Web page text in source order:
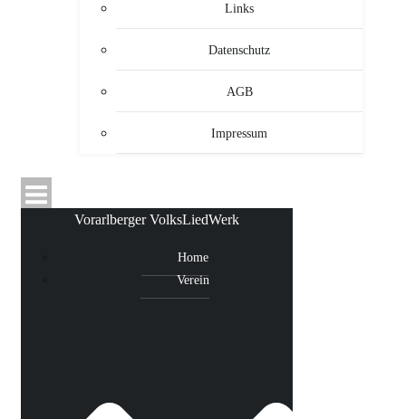
Links
Datenschutz
AGB
Impressum
Vorarlberger VolksLiedWerk
Home
Verein